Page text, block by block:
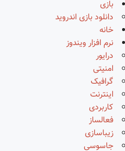
بازی
دانلود بازی اندروید
خانه
نرم افزار ویندوز
درایور
امنیتی
گرافیک
اینترنت
کاربردی
فعالساز
زیباسازی
جاسوسی